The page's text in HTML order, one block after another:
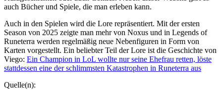
auch Bücher und Spiele, die man erleben kann.
Auch in den Spielen wird die Lore repräsentiert. Mit der ersten
Season von 2025 zeigte man mehr von Noxus und in Legends of
Runeterra werden regelmäßig neue Nebenfiguren in Form von
Karten vorgestellt. Ein beliebter Teil der Lore ist die Geschichte von
Viego: Ein Champion in LoL wollte nur seine Ehefrau retten, löste
stattdessen eine der schlimmsten Katastrophen in Runeterra aus
Quelle(n):